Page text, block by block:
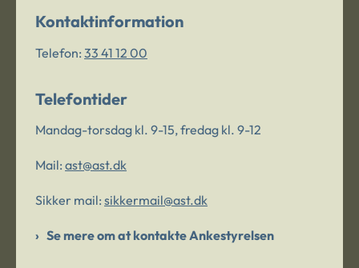
Kontaktinformation
Telefon: 33 41 12 00
Telefontider
Mandag-torsdag kl. 9-15, fredag kl. 9-12
Mail: ast@ast.dk
Sikker mail: sikkermail@ast.dk
Se mere om at kontakte Ankestyrelsen